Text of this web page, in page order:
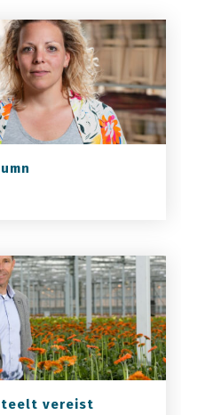
teelt vereist